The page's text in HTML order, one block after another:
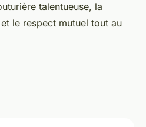
talentueuse, la
le respect mutuel tout au